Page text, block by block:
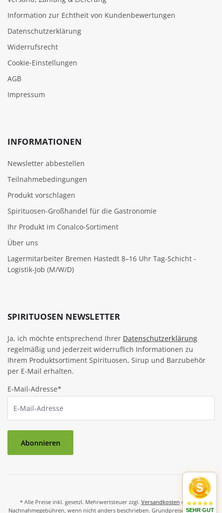
Information zur Echtheit von Kundenbewertungen
Datenschutzerklärung
Widerrufsrecht
Cookie‑Einstellungen
AGB
Impressum
INFORMATIONEN
Newsletter abbestellen
Teilnahmebedingungen
Produkt vorschlagen
Spirituosen-Großhandel für die Gastronomie
Ihr Produkt im Conalco-Sortiment
Über uns
Lagermitarbeiter Bremen Hastedt 8–16 Uhr Tag-Schicht -
Logistik-Job (M/W/D)
SPIRITUOSEN NEWSLETTER
Ja, ich möchte entsprechend Ihrer Datenschutzerklärung
regelmäßig und jederzeit widerruflich Informationen zu
Ihrem Produktsortiment Spirituosen, Sirup und Barzubehör
per E-Mail erhalten.
E-Mail-Adresse*
Abonnieren
* Alle Preise inkl. gesetzl. Mehrwertsteuer zzgl. Versandkosten und ggf.
Nachnahmegebühren, wenn nicht anders beschrieben. Grundpreise und Preise
SEHR GUT